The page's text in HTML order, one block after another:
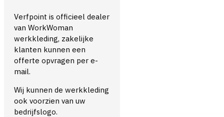
Verfpoint is officieel dealer
van WorkWoman
werkkleding, zakelijke
klanten kunnen een
offerte opvragen per e-
mail.
Wij kunnen de werkkleding
ook voorzien van uw
bedrijfslogo.